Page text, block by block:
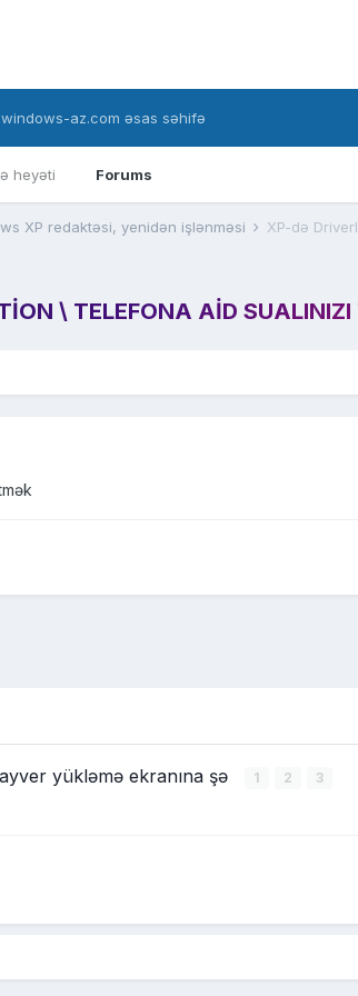
heyəti Forums
windows-az.com əsas səhifə
XP redaktəsi, yenidən işlənməsi XP-də
\ TELEFONA AID
yükləmə ekranına şə 1 2 3